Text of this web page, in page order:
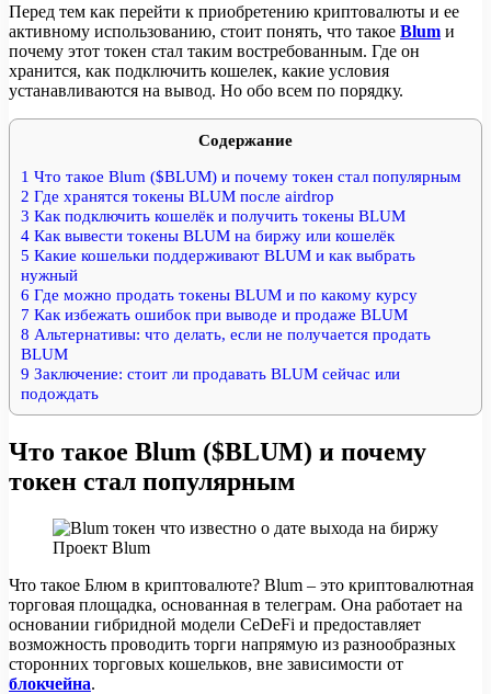
Перед тем как перейти к приобретению криптовалюты и ее
активному использованию, стоит понять, что такое Blum и
почему этот токен стал таким востребованным. Где он
хранится, как подключить кошелек, какие условия
устанавливаются на вывод. Но обо всем по порядку.
Содержание
1 Что такое Blum ($BLUM) и почему токен стал популярным
2 Где хранятся токены BLUM после airdrop
3 Как подключить кошелёк и получить токены BLUM
4 Как вывести токены BLUM на биржу или кошелёк
5 Какие кошельки поддерживают BLUM и как выбрать
нужный
6 Где можно продать токены BLUM и по какому курсу
7 Как избежать ошибок при выводе и продаже BLUM
8 Альтернативы: что делать, если не получается продать
BLUM
9 Заключение: стоит ли продавать BLUM сейчас или
подождать
Что такое Blum ($BLUM) и почему
токен стал популярным
Проект Blum
Что такое Блюм в криптовалюте? Blum – это криптовалютная
торговая площадка, основанная в телеграм. Она работает на
основании гибридной модели CeDeFi и предоставляет
возможность проводить торги напрямую из разнообразных
сторонних торговых кошельков, вне зависимости от
блокчейна.